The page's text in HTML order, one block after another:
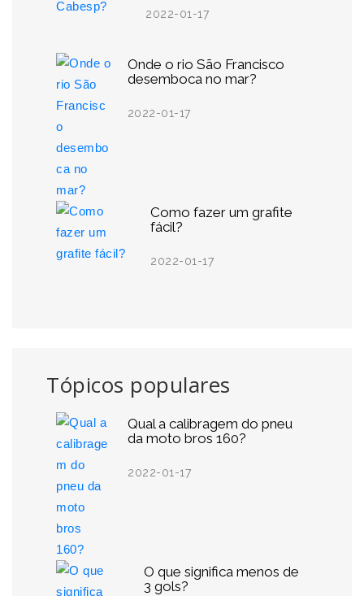
2022-01-17
Onde o rio São Francisco
desemboca no mar?
2022-01-17
Como fazer um grafite
fácil?
2022-01-17
Tópicos populares
Qual a calibragem do pneu
da moto bros 160?
2022-01-17
O que significa menos de
3 gols?